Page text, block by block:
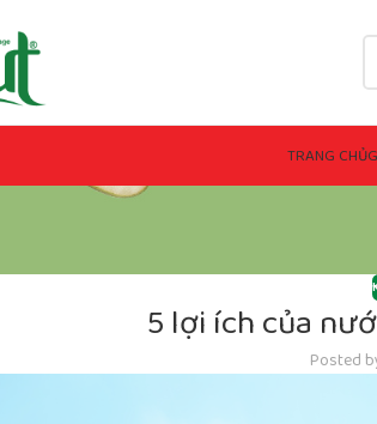
TRANG CHỦ
5 lợi ích của
Posted